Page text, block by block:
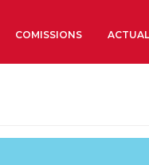
COMISSIONS